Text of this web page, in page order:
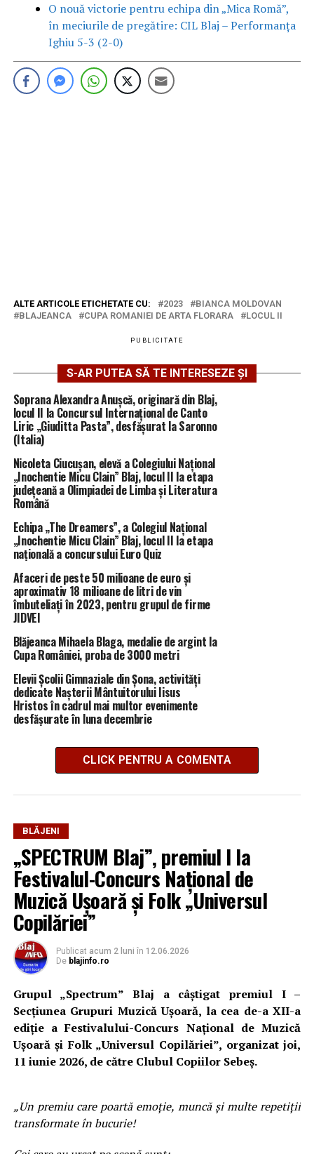
O nouă victorie pentru echipa din „Mica Romă”,
în meciurile de pregătire: CIL Blaj – Performanța
Ighiu 5-3 (2-0)
ALTE ARTICOLE ETICHETATE CU: 2023
BIANCA MOLDOVAN
BLAJEANCA
CUPA ROMANIEI DE ARTA FLORARA LOCUL II
PUBLICITATE
S-AR PUTEA SĂ TE INTERESEZE ȘI
Soprana Alexandra Anușcă, originară din Blaj,
locul II la Concursul Internațional de Canto
Liric „Giuditta Pasta”, desfășurat la Saronno
(Italia)
Nicoleta Ciucușan, elevă a Colegiului Național
„Inochentie Micu Clain” Blaj, locul II la etapa
județeană a Olimpiadei de Limba și Literatura
Română
Echipa „The Dreamers”, a Colegiul Național
„Inochentie Micu Clain” Blaj, locul II la etapa
națională a concursului Euro Quiz
Afaceri de peste 50 milioane de euro și
aproximativ 18 milioane de litri de vin
îmbuteliați în 2023, pentru grupul de firme
JIDVEI
Blăjeanca Mihaela Blaga, medalie de argint la
Cupa României, proba de 3000 metri
Elevii Școlii Gimnaziale din Șona, activități
dedicate Nașterii Mântuitorului Iisus
Hristos în cadrul mai multor evenimente
desfășurate în luna decembrie
CLICK PENTRU A COMENTA
BLĂJENI
„SPECTRUM Blaj”, premiul I la
Festivalul-Concurs Național de
Muzică Ușoară și Folk „Universul
Copilăriei”
Publicat acum 2 luni în 12.06.2026
De blajinfo.ro
Grupul „Spectrum” Blaj a câștigat premiul I –
Secțiunea Grupuri Muzică Ușoară, la cea de-a XII-a
ediție a Festivalului-Concurs Național de Muzică
Ușoară și Folk „Universul Copilăriei”, organizat joi,
11 iunie 2026, de către Clubul Copiilor Sebeș.
„Un premiu care poartă emoție, muncă și multe repetiții
transformate în bucurie!